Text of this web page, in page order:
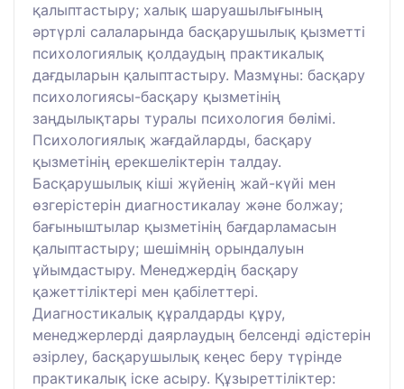
қалыптастыру; халық шаруашылығының
әртүрлі салаларында басқарушылық қызметті
психологиялық қолдаудың практикалық
дағдыларын қалыптастыру. Мазмұны: басқару
психологиясы-басқару қызметінің
заңдылықтары туралы психология бөлімі.
Психологиялық жағдайларды, басқару
қызметінің ерекшеліктерін талдау.
Басқарушылық кіші жүйенің жай-күйі мен
өзгерістерін диагностикалау және болжау;
бағыныштылар қызметінің бағдарламасын
қалыптастыру; шешімнің орындалуын
ұйымдастыру. Менеджердің басқару
қажеттіліктері мен қабілеттері.
Диагностикалық құралдарды құру,
менеджерлерді даярлаудың белсенді әдістерін
әзірлеу, басқарушылық кеңес беру түрінде
практикалық іске асыру. Құзыреттіліктер: